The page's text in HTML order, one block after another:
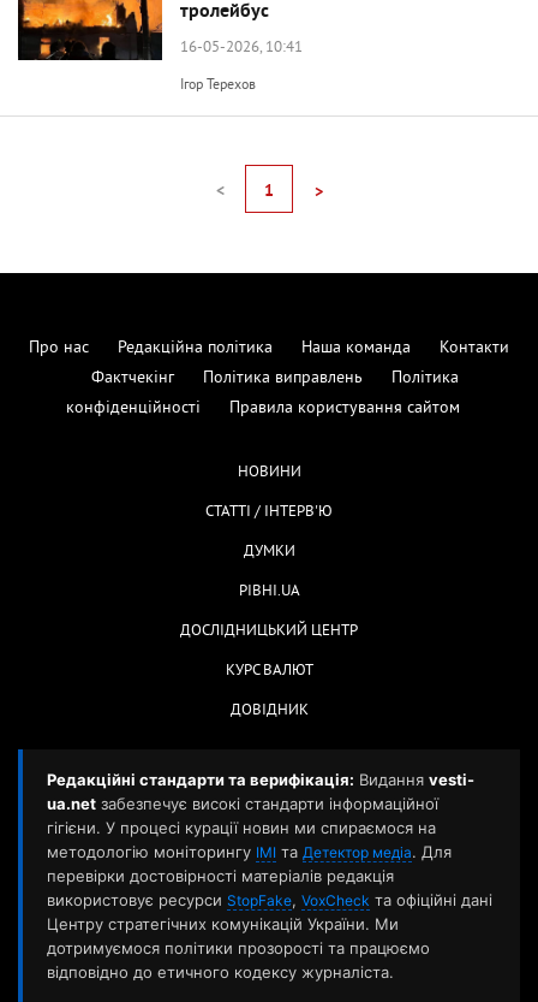
тролейбус
16-05-2026, 10:41
Ігор Терехов
< 1 >
Про нас Редакційна політика Наша команда
Контакти
Фактчекінг
Політика виправлень
Політика
конфіденційності
Правила користування сайтом
НОВИНИ
СТАТТІ / ІНТЕРВ'Ю
ДУМКИ
РІВНІ.UA
ДОСЛІДНИЦЬКИЙ ЦЕНТР
КУРС ВАЛЮТ
ДОВІДНИК
Редакційні стандарти та верифікація: Видання vesti-
ua.net забезпечує високі стандарти інформаційної
гігієни. У процесі курації новин ми спираємося на
методологію моніторингу ІМІ та Детектор медіа. Для
перевірки достовірності матеріалів редакція
використовує ресурси StopFake, VoxCheck та офіційні дані
Центру стратегічних комунікацій України. Ми
дотримуємося політики прозорості та працюємо
відповідно до етичного кодексу журналіста.